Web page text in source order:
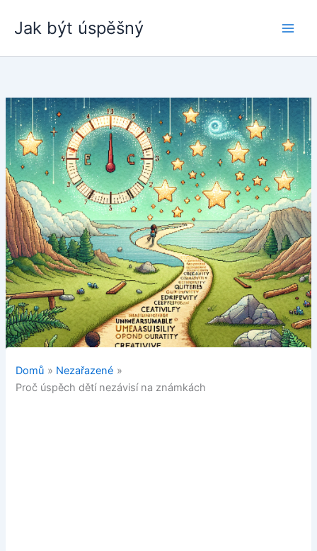
Jak být úspěšný
Domů
Nezařazené
Proč úspěch dětí nezávisí na známkách